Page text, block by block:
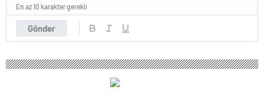
Gönder
En az 10 karakter gerekli